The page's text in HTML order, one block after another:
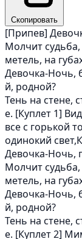
Скопировать
[Припев]
Молчит
метель, на
Девочка‑Ночь,
й, родной?
Тень на стене,
е. [Куплет 1]
все с горькой
одинокий
Девочка‑Ночь,
Молчит
метель, на
Девочка‑Ночь,
й, родной?
Тень на стене,
е. [Куплет 2]